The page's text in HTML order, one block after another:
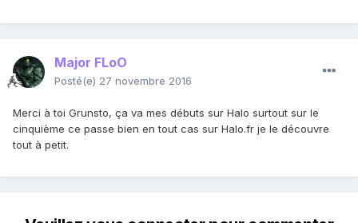
Major FLoO
Posté(e) 27 novembre 2016
Merci à toi Grunsto, ça va mes débuts sur Halo surtout sur le
cinquième ce passe bien en tout cas sur Halo.fr je le découvre
tout à petit.